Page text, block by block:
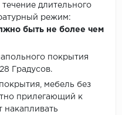
длительного
режим:
быть не более чем
покрытия
Градусов.
мебель без
прилегающий к
накапливать